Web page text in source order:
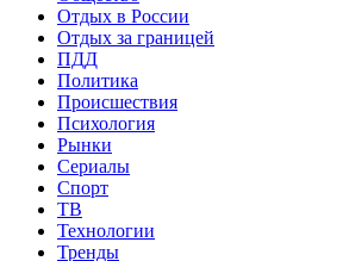
Отдых в России
Отдых за границей
ПДД
Политика
Происшествия
Психология
Рынки
Сериалы
Спорт
ТВ
Технологии
Тренды